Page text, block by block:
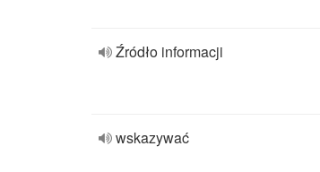
Źródło informacji
wskazywać